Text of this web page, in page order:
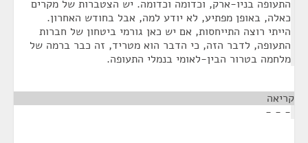
התעופה בניו-ארק, וכדומה וכדומה. יש הצטברות של מקרים
כאלה, באופן מפתיע, לא יודע למה, אבל בחודש האחרון.
הייתי רוצה התייחסות, אם יש כאן גורמי ביטחון של חברות
התעופה, לדבר הזה, כי הדבר הוא מטריד, זה כבר ברמה של
מלחמה בטרור הבין-לאומי בנמלי התעופה.
קריאה
- - -